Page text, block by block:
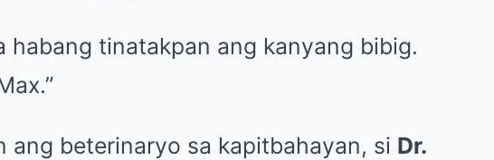
habang tinatakpan ang kanyang bibig.
ang beterinaryo sa kapitbahayan, si Dr.